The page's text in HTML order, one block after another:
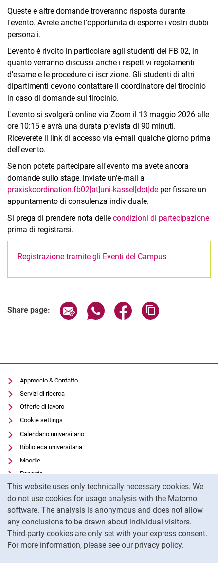
This website uses only technically necessary cookies. We
do not use cookies for usage analysis with the Matomo
software. The analysis is anonymous and does not allow
any conclusions to be drawn about individual visitors.
Third-party cookies are only set with your express consent.
For more information, please see our privacy policy.
Queste e altre domande troveranno risposta durante
l'evento. Avrete anche l'opportunità di esporre i vostri dubbi
personali.
L'evento è rivolto in particolare agli studenti del FB 02, in
quanto verranno discussi anche i rispettivi regolamenti
d'esame e le procedure di iscrizione. Gli studenti di altri
dipartimenti devono contattare il coordinatore del tirocinio
in caso di domande sul tirocinio.
L'evento si svolgerà online via Zoom il 13 maggio 2026 alle
ore 10:15 e avrà una durata prevista di 90 minuti.
Riceverete il link di accesso via e-mail qualche giorno prima
dell'evento.
Se non potete partecipare all'evento ma avete ancora
domande sullo stage, inviate un'e-mail a
praxiskoordination.fb02[at]uni-kassel[dot]de per fissare un
appuntamento di consulenza individuale.
Si prega di prendere nota delle condizioni di partecipazione
prima di registrarsi.
Registrazione tramite gli Eventi del Campus
Share page: Share page via email
Share page via WhatsApp
Share page via
Approccio & Contatto
Servizi di ricerca
Offerte di lavoro
Cookie settings
Calendario universitario
Biblioteca universitaria
Moodle
Panopto
Protezione dei dati
Accessibilità
Utilizzo trasparente dell'intelligenza artificiale